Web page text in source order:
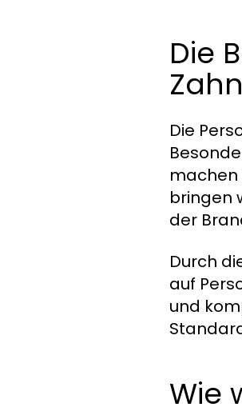
Die
Die
machen
bringen
der
Durch
auf
und
Wie